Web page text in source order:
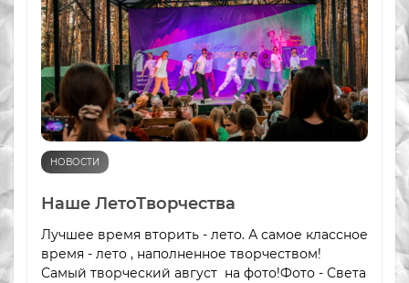
НОВОСТИ
Наше ЛетоТворчества
Лучшее время вторить - лето. А самое классное
время - лето , наполненное творчеством!
Самый творческий август на фото!Фото - Света